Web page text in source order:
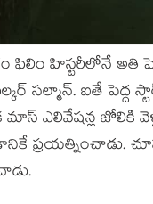
హిస్టరీలోనే అతి
సల్మాన్. ఐతే పెద్ద
మాస్ ఎలివేషన్ల జోలికి
ప్రయత్నించాడు.